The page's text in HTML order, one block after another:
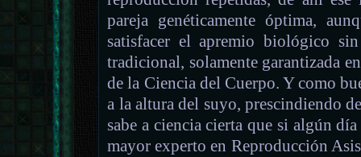
pareja genéticamente óptima,
satisfacer el apremio biológico
tradicional, solamente garantizada
de la Ciencia del Cuerpo. Y como
a la altura del suyo, prescindiendo
sabe a ciencia cierta que si algún
mayor experto en Reproducción